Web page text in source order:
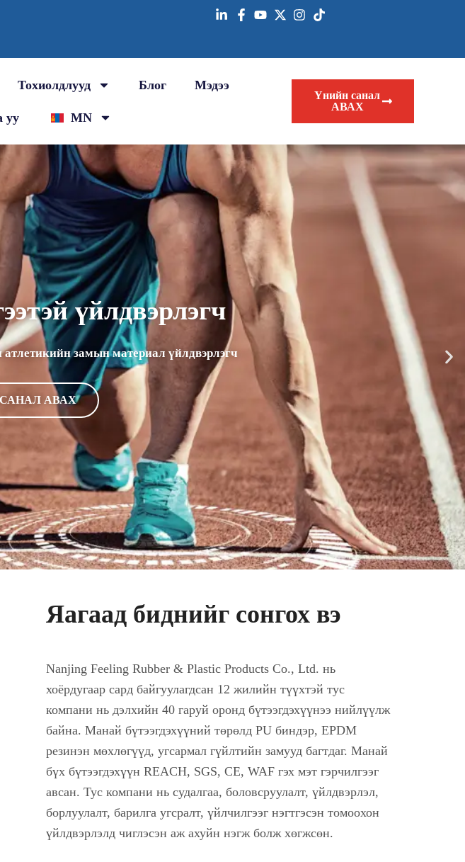
Тохиолдлууд Блог Мэдээ
уу MN
Үнийн санал
АВАХ
үйлдвэрлэгч
атлетикийн замын материал үйлдвэрлэгч
АВАХ
Яагаад биднийг сонгох вэ
Nanjing Feeling Rubber & Plastic Products Co., Ltd. нь
хоёрдугаар сард байгуулагдсан 12 жилийн түүхтэй тус
компани нь дэлхийн 40 гаруй оронд бүтээгдэхүүнээ нийлүүлж
байна. Манай бүтээгдэхүүний төрөлд PU биндэр, EPDM
резинэн мөхлөгүүд, угсармал гүйлтийн замууд багтдаг. Манай
бүх бүтээгдэхүүн REACH, SGS, CE, WAF гэх мэт гэрчилгээг
авсан. Тус компани нь судалгаа, боловсруулалт, үйлдвэрлэл,
борлуулалт, барилга угсралт, үйлчилгээг нэгтгэсэн томоохон
үйлдвэрлэлд чиглэсэн аж ахуйн нэгж болж хөгжсөн.